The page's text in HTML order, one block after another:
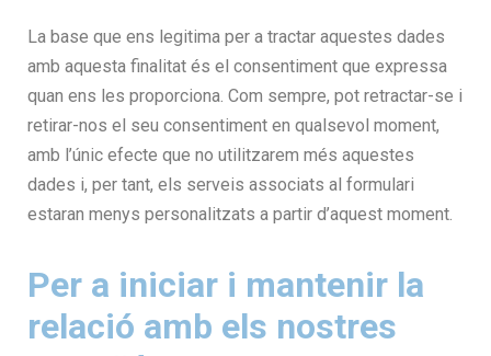
La base que ens legitima per a tractar aquestes dades
amb aquesta finalitat és el consentiment que expressa
quan ens les proporciona. Com sempre, pot retractar-se i
retirar-nos el seu consentiment en qualsevol moment,
amb l’únic efecte que no utilitzarem més aquestes
dades i, per tant, els serveis associats al formulari
estaran menys personalitzats a partir d’aquest moment.
Per a iniciar i mantenir la
relació amb els nostres